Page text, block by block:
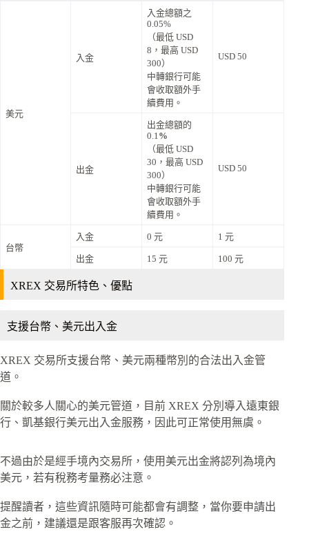
美元
入金
入金總額之
0.05%
（最低 USD
8，最高 USD
300）
中轉銀行可能
會收取額外手
續費用。
USD 50
出金
出金總額的
0.1%
（最低 USD
30，最高 USD
300）
中轉銀行可能
會收取額外手
續費用。
USD 50
台幣
入金 0 元 1 元
出金 15 元 100 元
XREX 交易所特色、優點
支援台幣、美元出入金
XREX 交易所支援台幣、美元兩種幣別的合法出入金管
道。
關於較多人關心的美元管道，目前 XREX 分別導入遠東銀
行、凱基銀行美元出入金服務，因此可正常使用無虞。
不過由於是經手境內交易所，使用美元出金將認列為境內
美元，若有稅務考量務必注意。
提醒讀者，這些資訊隨時可能都會有調整，當你要申請出
金之前，建議還是跟客服再次確認。